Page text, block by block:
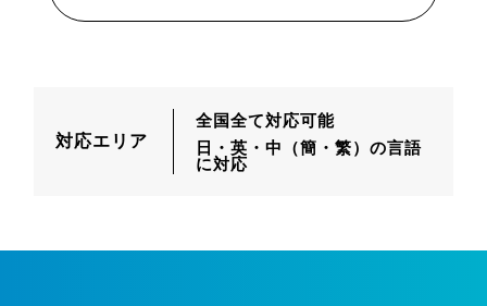
対応エリア
全国全て対応可能
日・英・中（簡・繁）の言語
に対応